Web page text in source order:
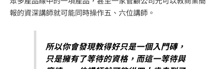
報的資深講師就可能同時操作五、六位講師。
所以你會發現教得好只是一個入門磚，
只是擁有了等待的資格，而這一等待與